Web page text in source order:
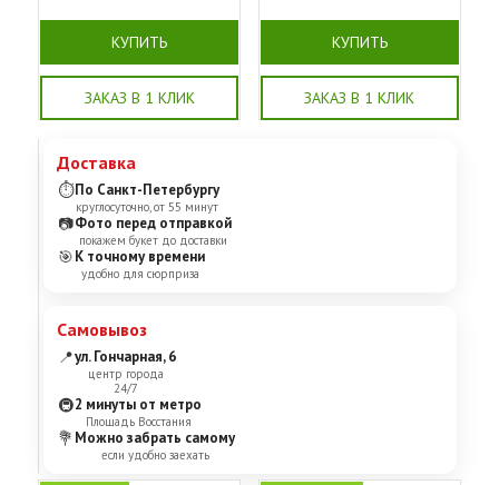
КУПИТЬ
ЗАКАЗ В 1 КЛИК
КУПИТЬ
ЗАКАЗ В 1 КЛИК
Доставка
⏱По Санкт-Петербургу
круглосуточно, от 55 минут
📷Фото перед отправкой
покажем букет до доставки
🎯К точному времени
удобно для сюрприза
Самовывоз
📍ул. Гончарная, 6
центр города
24/7
🚇2 минуты от метро
Площадь Восстания
💐 Можно забрать самому
если удобно заехать